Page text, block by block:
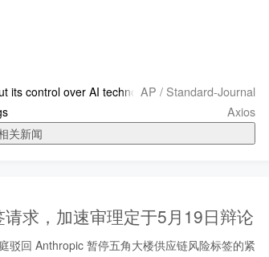
its control over AI technology in military systems
AP / Standard-Journal
Axios
关新闻
求，加速审理定于5月19日辩论
驳回 Anthropic 暂停五角大楼供应链风险标签的紧